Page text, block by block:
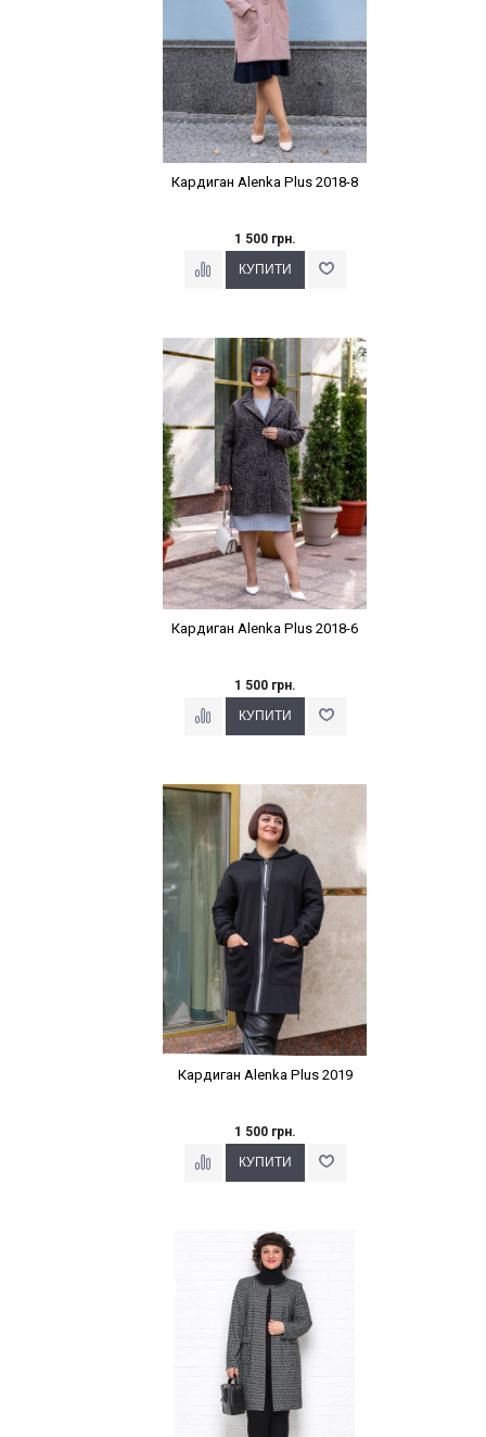
Кардиган Alenka Plus 2018-8
1 500 грн.
Наклейки Варіант з %
Кардиган Alenka Plus 2018-6
1 500 грн.
Наклейки Варіант з %
Кардиган Alenka Plus 2019
1 500 грн.
Наклейки Варіант з %